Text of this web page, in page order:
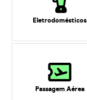
Eletrodomésticos
Passagem Aérea